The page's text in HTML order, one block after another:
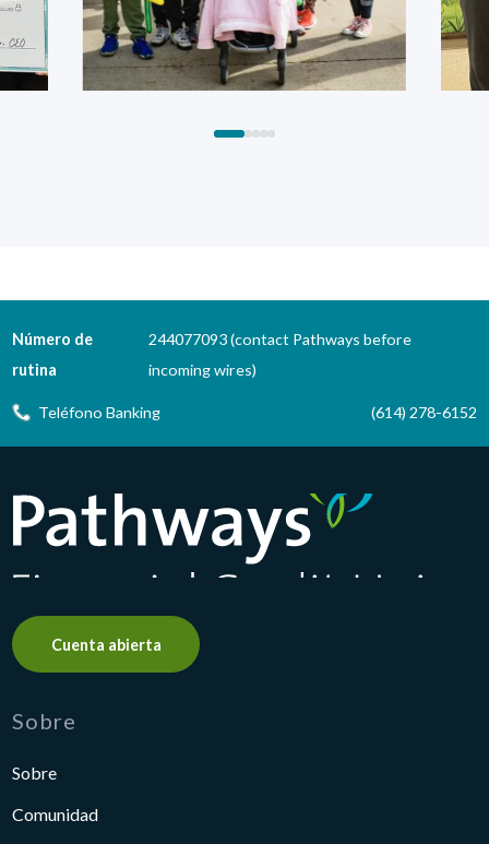
Número de
rutina
244077093 (contact Pathways before
incoming wires)
Teléfono Banking (614) 278-6152
Pathways Financial Credit Union
Cuenta abierta
Sobre
Sobre
Comunidad